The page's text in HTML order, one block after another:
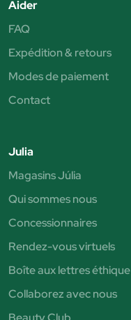
Aider
FAQ
Expédition & retours
Modes de paiement
Contact
Julia
Magasins Júlia
Qui sommes nous
Concessionnaires
Rendez-vous virtuels
Boîte aux lettres éthique
Collaborez avec nous